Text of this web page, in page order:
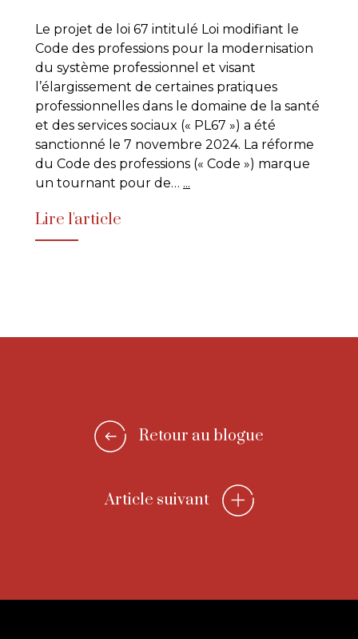
Le projet de loi 67 intitulé Loi modifiant le
Code des professions pour la modernisation
du système professionnel et visant
l’élargissement de certaines pratiques
professionnelles dans le domaine de la santé
et des services sociaux (« PL67 ») a été
sanctionné le 7 novembre 2024. La réforme
du Code des professions (« Code ») marque
un tournant pour de… ...
Lire l'article
Retour au blogue
Article suivant